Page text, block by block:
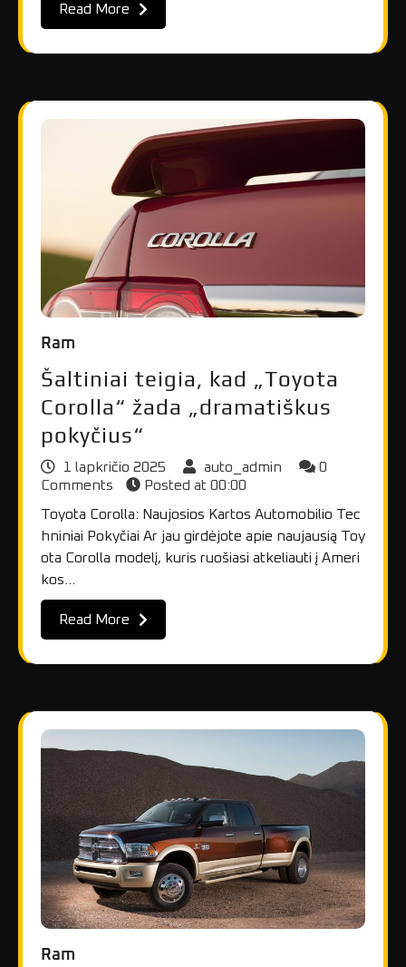
Read More
Ram
Šaltiniai teigia, kad „Toyota
Corolla“ žada „dramatiškus
pokyčius“
1 lapkričio 2025 auto_admin
0
Comments
Posted at 00:00
Toyota Corolla: Naujosios Kartos Automobilio Tec
hniniai Pokyčiai Ar jau girdėjote apie naujausią Toy
ota Corolla modelį, kuris ruošiasi atkeliauti į Ameri
kos…
Read More
Ram